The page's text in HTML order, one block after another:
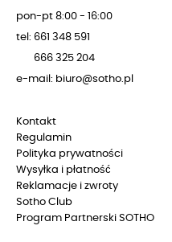
pon-pt 8:00 - 16:00
tel: 661 348 591
666 325 204
e-mail: biuro@sotho.pl
Kontakt
Regulamin
Polityka prywatności
Wysyłka i płatność
Reklamacje i zwroty
Sotho Club
Program Partnerski SOTHO